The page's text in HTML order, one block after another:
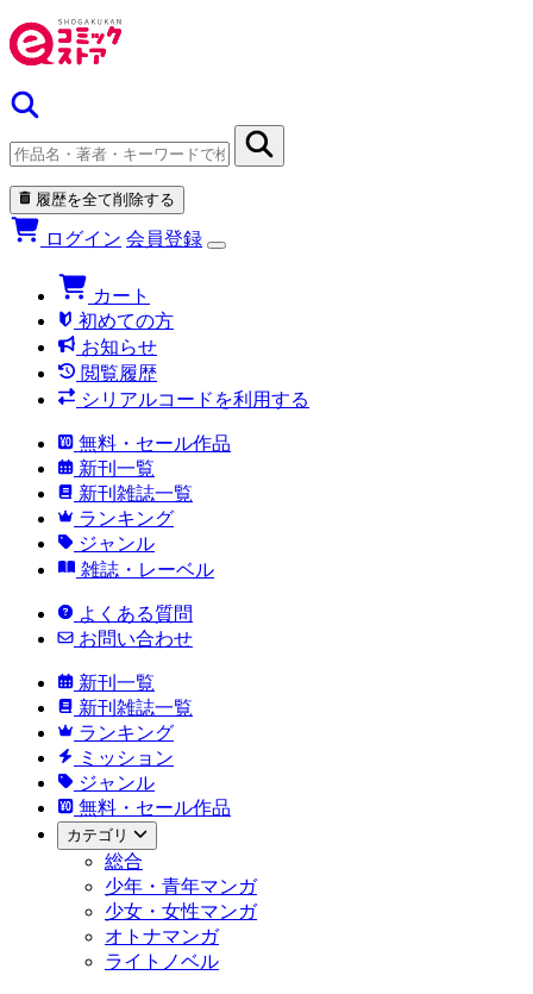
履歴を全て削除する
ログイン 会員登録
カート
初めての方
お知らせ
閲覧履歴
シリアルコードを利用する
無料・セール作品
新刊一覧
新刊雑誌一覧
ランキング
ジャンル
雑誌・レーベル
よくある質問
お問い合わせ
新刊一覧
新刊雑誌一覧
ランキング
ミッション
ジャンル
無料・セール作品
カテゴリ
総合
少年・青年マンガ
少女・女性マンガ
オトナマンガ
ライトノベル